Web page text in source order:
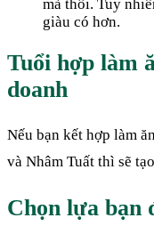
mà thôi. Tuy
giàu có hơn.
Tuổi hợp làm
doanh
Nếu bạn kết hợp làm
và Nhâm Tuất thì sẽ
Chọn lựa bạn